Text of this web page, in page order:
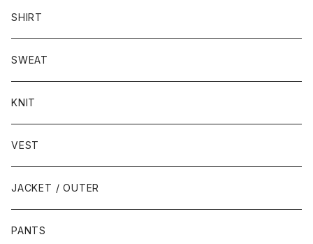
SHIRT
SWEAT
KNIT
VEST
JACKET / OUTER
PANTS